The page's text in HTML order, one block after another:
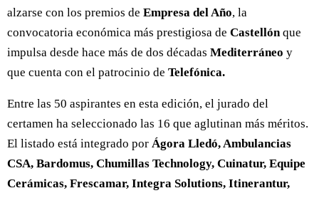
alzarse con los premios de Empresa del Año, la
convocatoria económica más prestigiosa de Castellón que
impulsa desde hace más de dos décadas Mediterráneo y
que cuenta con el patrocinio de Telefónica.
Entre las 50 aspirantes en esta edición, el jurado del
certamen ha seleccionado las 16 que aglutinan más méritos.
El listado está integrado por Ágora Lledó, Ambulancias
CSA, Bardomus, Chumillas Technology, Cuinatur, Equipe
Cerámicas, Frescamar, Integra Solutions, Itinerantur,